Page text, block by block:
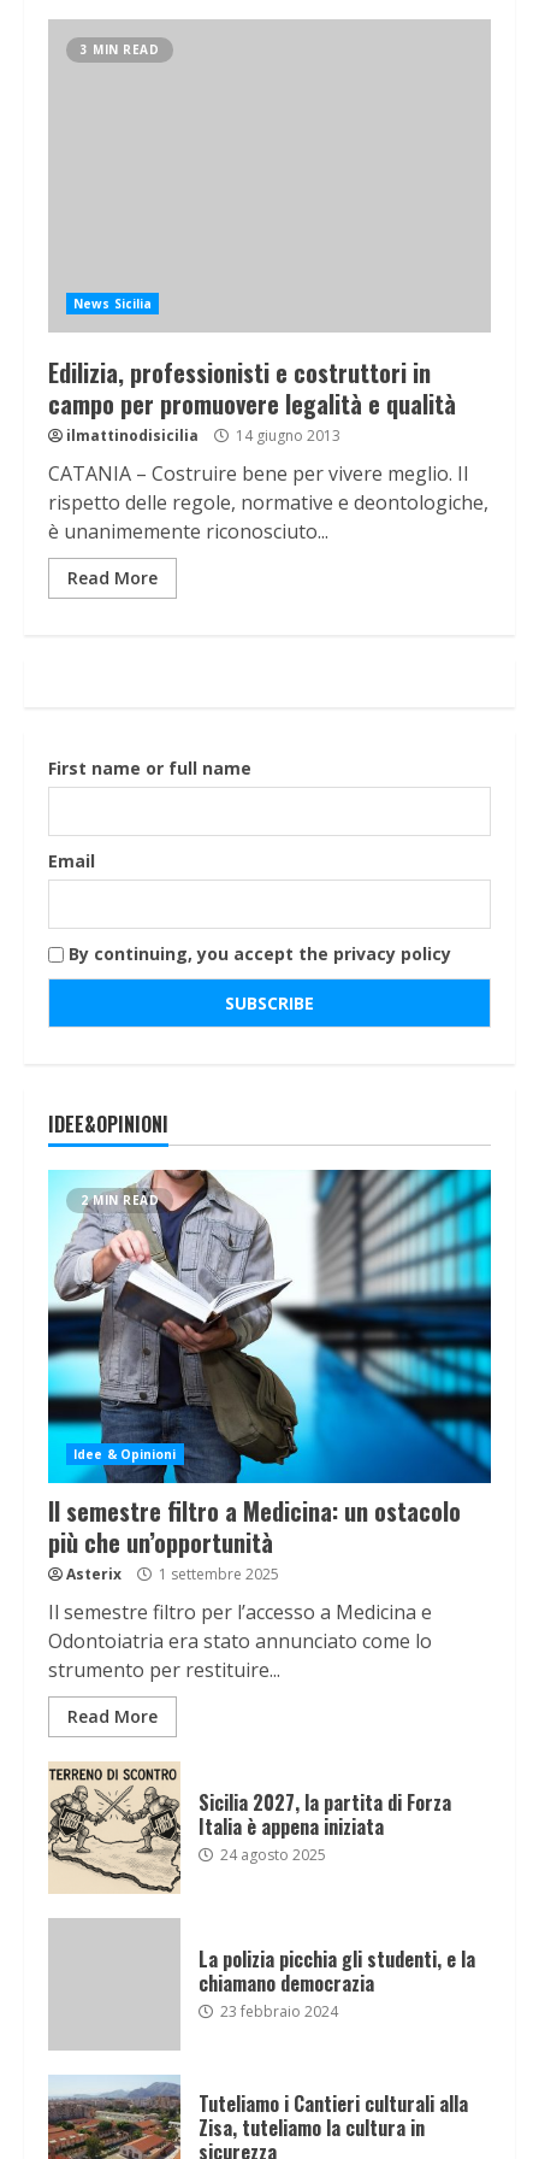
3 MIN READ
News Sicilia
Edilizia, professionisti e costruttori in
campo per promuovere legalità e qualità
ilmattinodisicilia 14 giugno 2013
CATANIA – Costruire bene per vivere meglio. Il
rispetto delle regole, normative e deontologiche,
è unanimemente riconosciuto...
Read More
First name or full name
Email
By continuing, you accept the privacy policy
IDEE&OPINIONI
2 MIN READ
Idee & Opinioni
Il semestre filtro a Medicina: un ostacolo
più che un’opportunità
Asterix 1 settembre 2025
Il semestre filtro per l’accesso a Medicina e
Odontoiatria era stato annunciato come lo
strumento per restituire...
Read More
Sicilia 2027, la partita di Forza
Italia è appena iniziata
24 agosto 2025
La polizia picchia gli studenti, e la
chiamano democrazia
23 febbraio 2024
Tuteliamo i Cantieri culturali alla
Zisa, tuteliamo la cultura in
sicurezza